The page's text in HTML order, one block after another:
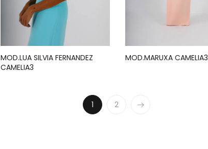
MOD.LUA SILVIA FERNANDEZ
CAMELIA3
MOD.MARUXA CAMELIA3
1 2